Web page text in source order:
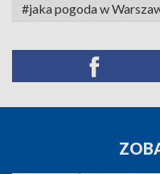
#jaka pogoda w